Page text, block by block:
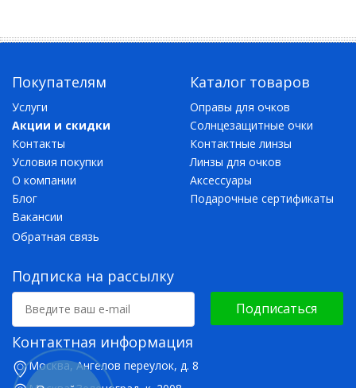
Покупателям
Услуги
Акции и скидки
Контакты
Условия покупки
О компании
Блог
Вакансии
Обратная связь
Каталог товаров
Оправы для очков
Солнцезащитные очки
Контактные линзы
Линзы для очков
Аксессуары
Подарочные сертификаты
Подписка на рассылку
Подписаться
Контактная информация
Москва, Ангелов переулок, д. 8